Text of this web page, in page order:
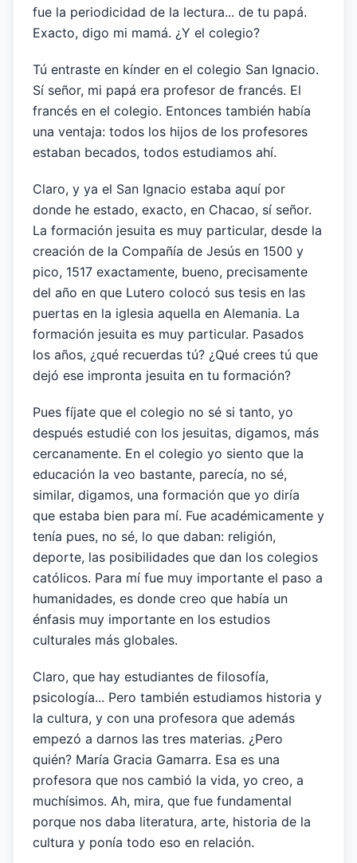
fue la periodicidad de la lectura... de tu papá.
Exacto, digo mi mamá. ¿Y el colegio?
Tú entraste en kínder en el colegio San Ignacio.
Sí señor, mi papá era profesor de francés. El
francés en el colegio. Entonces también había
una ventaja: todos los hijos de los profesores
estaban becados, todos estudiamos ahí.
Claro, y ya el San Ignacio estaba aquí por
donde he estado, exacto, en Chacao, sí señor.
La formación jesuita es muy particular, desde la
creación de la Compañía de Jesús en 1500 y
pico, 1517 exactamente, bueno, precisamente
del año en que Lutero colocó sus tesis en las
puertas en la iglesia aquella en Alemania. La
formación jesuita es muy particular. Pasados
los años, ¿qué recuerdas tú? ¿Qué crees tú que
dejó ese impronta jesuita en tu formación?
Pues fíjate que el colegio no sé si tanto, yo
después estudié con los jesuitas, digamos, más
cercanamente. En el colegio yo siento que la
educación la veo bastante, parecía, no sé,
similar, digamos, una formación que yo diría
que estaba bien para mí. Fue académicamente y
tenía pues, no sé, lo que daban: religión,
deporte, las posibilidades que dan los colegios
católicos. Para mí fue muy importante el paso a
humanidades, es donde creo que había un
énfasis muy importante en los estudios
culturales más globales.
Claro, que hay estudiantes de filosofía,
psicología... Pero también estudiamos historia y
la cultura, y con una profesora que además
empezó a darnos las tres materias. ¿Pero
quién? María Gracia Gamarra. Esa es una
profesora que nos cambió la vida, yo creo, a
muchísimos. Ah, mira, que fue fundamental
porque nos daba literatura, arte, historia de la
cultura y ponía todo eso en relación.